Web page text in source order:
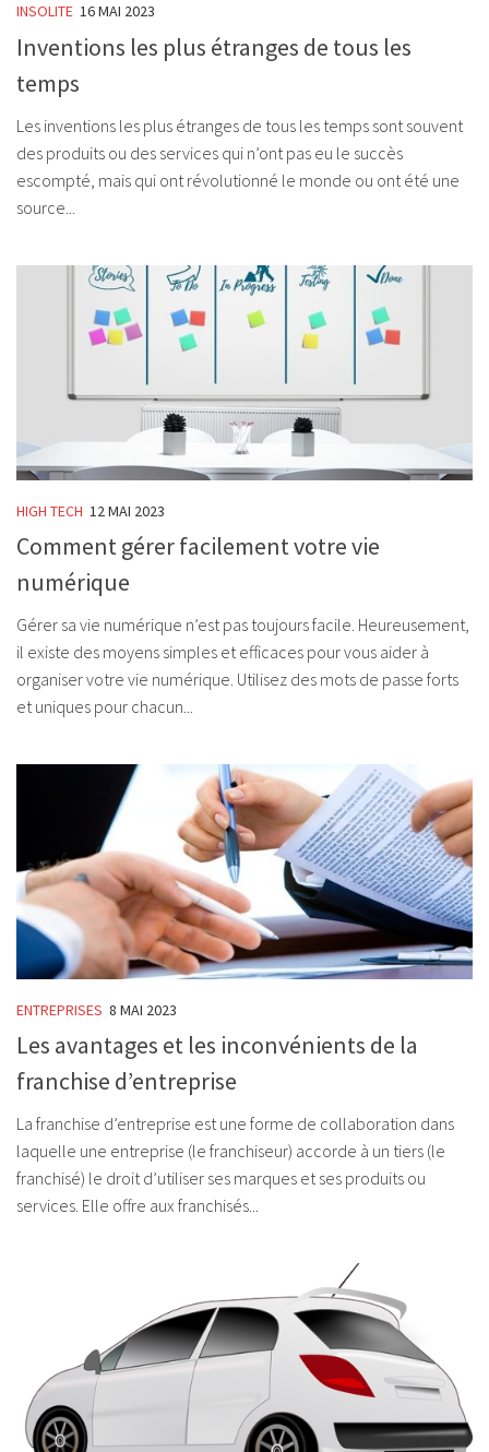
INSOLITE 16 MAI 2023
Inventions les plus étranges de tous les
temps
Les inventions les plus étranges de tous les temps sont souvent
des produits ou des services qui n’ont pas eu le succès
escompté, mais qui ont révolutionné le monde ou ont été une
source...
HIGH TECH 12 MAI 2023
Comment gérer facilement votre vie
numérique
Gérer sa vie numérique n’est pas toujours facile. Heureusement,
il existe des moyens simples et efficaces pour vous aider à
organiser votre vie numérique. Utilisez des mots de passe forts
et uniques pour chacun...
ENTREPRISES 8 MAI 2023
Les avantages et les inconvénients de la
franchise d’entreprise
La franchise d’entreprise est une forme de collaboration dans
laquelle une entreprise (le franchiseur) accorde à un tiers (le
franchisé) le droit d’utiliser ses marques et ses produits ou
services. Elle offre aux franchisés...